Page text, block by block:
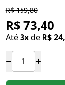
R$ 159,80
R$ 73,40
Até3xde R$